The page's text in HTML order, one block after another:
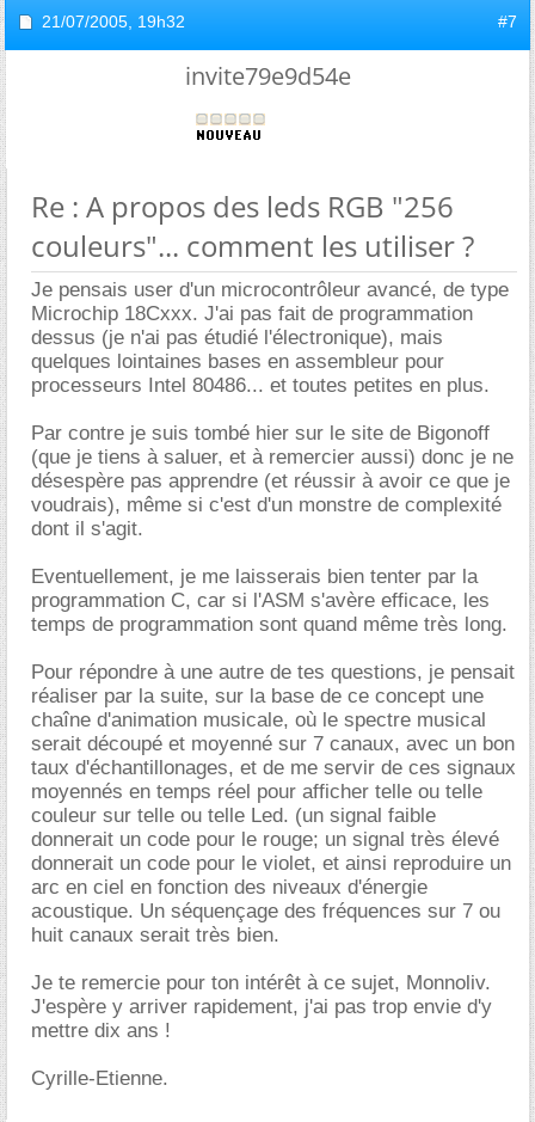
21/07/2005, 19h32 #7
invite79e9d54e
Re : A propos des leds RGB "256
couleurs"... comment les utiliser ?
Je pensais user d'un microcontrôleur avancé, de type
Microchip 18Cxxx. J'ai pas fait de programmation
dessus (je n'ai pas étudié l'électronique), mais
quelques lointaines bases en assembleur pour
processeurs Intel 80486... et toutes petites en plus.
Par contre je suis tombé hier sur le site de Bigonoff
(que je tiens à saluer, et à remercier aussi) donc je ne
désespère pas apprendre (et réussir à avoir ce que je
voudrais), même si c'est d'un monstre de complexité
dont il s'agit.
Eventuellement, je me laisserais bien tenter par la
programmation C, car si l'ASM s'avère efficace, les
temps de programmation sont quand même très long.
Pour répondre à une autre de tes questions, je pensait
réaliser par la suite, sur la base de ce concept une
chaîne d'animation musicale, où le spectre musical
serait découpé et moyenné sur 7 canaux, avec un bon
taux d'échantillonages, et de me servir de ces signaux
moyennés en temps réel pour afficher telle ou telle
couleur sur telle ou telle Led. (un signal faible
donnerait un code pour le rouge; un signal très élevé
donnerait un code pour le violet, et ainsi reproduire un
arc en ciel en fonction des niveaux d'énergie
acoustique. Un séquençage des fréquences sur 7 ou
huit canaux serait très bien.
Je te remercie pour ton intérêt à ce sujet, Monnoliv.
J'espère y arriver rapidement, j'ai pas trop envie d'y
mettre dix ans !
Cyrille-Etienne.